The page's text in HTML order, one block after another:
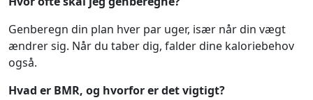
Genberegn din plan hver par uger, især når din vægt
ændrer sig. Når du taber dig, falder dine kaloriebehov
også.
Hvad er BMR, og hvorfor er det vigtigt?